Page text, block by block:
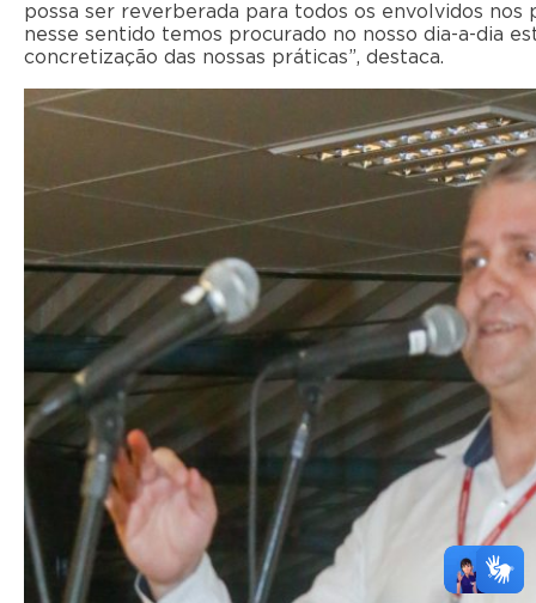
possa ser reverberada para todos os envolvidos
nesse sentido temos procurado no nosso dia-a-dia
concretização das nossas práticas”, destaca.